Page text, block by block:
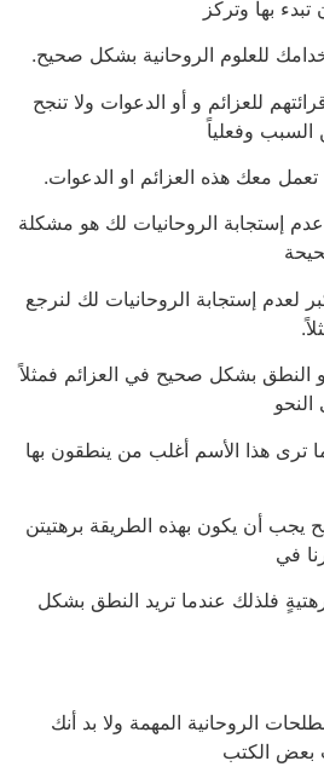
بها وتركز
للعلوم الروحانية بشكل صحيح.
للعزائم و أو الدعوات ولا تنجح
وفعلياً
معك هذه العزائم او الدعوات.
إستجابة الروحانيات لك هو مشكلة
لعدم إستجابة الروحانيات لك لنرجع
النطق بشكل صحيح في العزائم فمثلاً
ترى هذا الأسم أغلب من ينطقون بها
يجب أن يكون بهذه الطريقة برهتيتن
في
فلذلك عندما تريد النطق بشكل
الروحانية المهمة ولا بد أنك
بعض الكتب